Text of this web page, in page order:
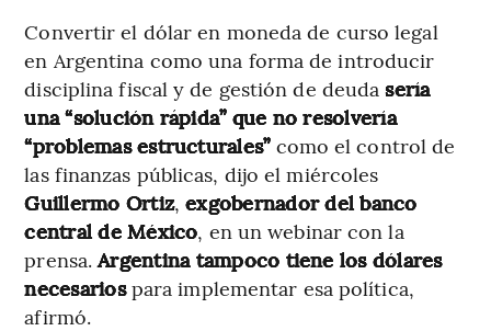
Convertir el dólar en moneda de curso legal
en Argentina como una forma de introducir
disciplina fiscal y de gestión de deudasería
una “solución rápida” que no resolvería
“problemas estructurales”como el control de
las finanzas públicas, dijo el miércoles
Guillermo Ortiz,exgobernador del banco
central de México, en un webinar con la
prensa.Argentina tampoco tiene los dólares
necesariospara implementar esa política,
afirmó.